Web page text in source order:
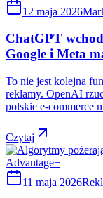
12 maja 2026
ChatGPT
Google i Meta
To nie jest kolejna
reklamy. OpenAI
polskie e-commerce
Czytaj
11 maja 2026